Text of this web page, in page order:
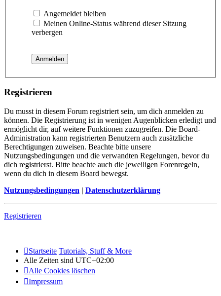
Angemeldet bleiben
Meinen Online-Status während dieser Sitzung
verbergen
Registrieren
Du musst in diesem Forum registriert sein, um dich anmelden zu
können. Die Registrierung ist in wenigen Augenblicken erledigt und
ermöglicht dir, auf weitere Funktionen zuzugreifen. Die Board-
Administration kann registrierten Benutzern auch zusätzliche
Berechtigungen zuweisen. Beachte bitte unsere
Nutzungsbedingungen und die verwandten Regelungen, bevor du
dich registrierst. Bitte beachte auch die jeweiligen Forenregeln,
wenn du dich in diesem Board bewegst.
Nutzungsbedingungen | Datenschutzerklärung
Registrieren
Startseite Tutorials, Stuff & More
Alle Zeiten sind UTC+02:00
Alle Cookies löschen
Impressum